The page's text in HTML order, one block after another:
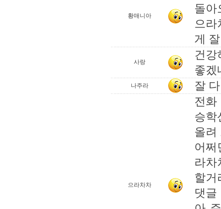
황매니아
돌아
으라
게
사랑
건강
좋겠
나주라 잘
으라차차
전화
승학
올려
어
라차
할
댓글